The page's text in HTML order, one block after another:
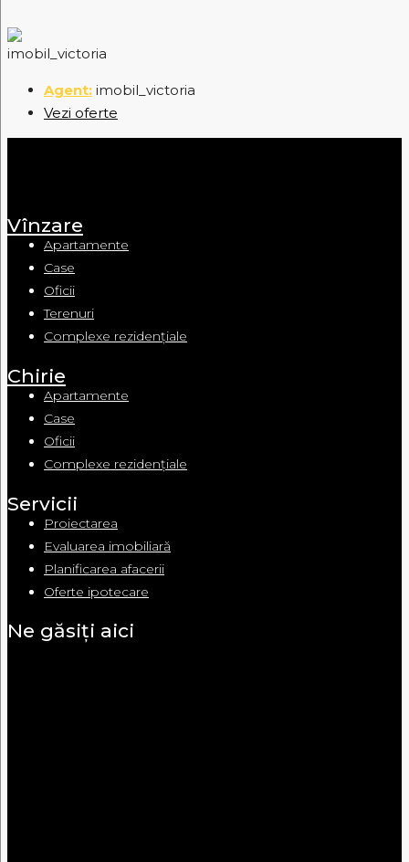
imobil_victoria
Vezi oferte
Vînzare
Apartamente
Case
Oficii
Terenuri
Complexe rezidențiale
Chirie
Apartamente
Case
Oficii
Complexe rezidențiale
Servicii
Proiectarea
Evaluarea imobiliară
Planificarea afacerii
Oferte ipotecare
Ne găsiți aici